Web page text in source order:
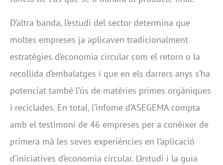
D’altra banda, l’estudi del sector determina que
moltes empreses ja aplicaven tradicionalment
estratègies d’economia circular com el retorn o la
recollida d’embalatges i que en els darrers anys s’ha
potenciat també l’ús de matèries primes orgàniques
i reciclades. En total, l’infome d’ASEGEMA compta
amb el testimoni de 46 empreses per a conèixer de
primera mà les seves experiències en l’aplicació
d’iniciatives d’economia circular. L’estudi i la guia